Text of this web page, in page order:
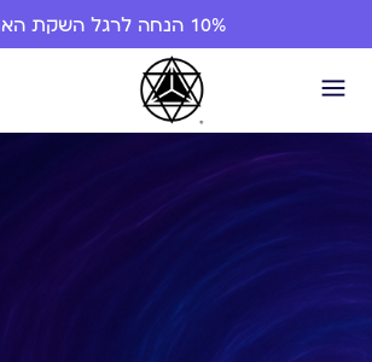
10% הנחה לרגל השקת האתר